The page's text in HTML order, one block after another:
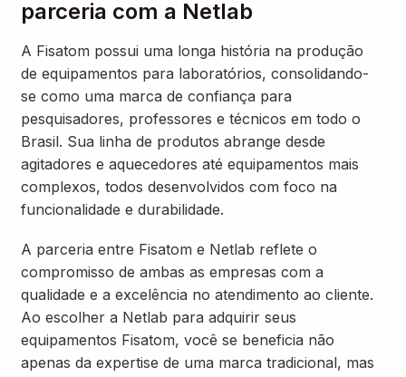
parceria com a Netlab
A Fisatom possui uma longa história na produção
de equipamentos para laboratórios, consolidando-
se como uma marca de confiança para
pesquisadores, professores e técnicos em todo o
Brasil. Sua linha de produtos abrange desde
agitadores e aquecedores até equipamentos mais
complexos, todos desenvolvidos com foco na
funcionalidade e durabilidade.
A parceria entre Fisatom e Netlab reflete o
compromisso de ambas as empresas com a
qualidade e a excelência no atendimento ao cliente.
Ao escolher a Netlab para adquirir seus
equipamentos Fisatom, você se beneficia não
apenas da expertise de uma marca tradicional, mas